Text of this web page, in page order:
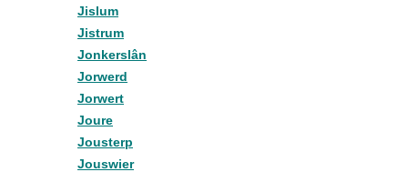
Jislum
Jistrum
Jonkerslân
Jorwerd
Jorwert
Joure
Jousterp
Jouswier